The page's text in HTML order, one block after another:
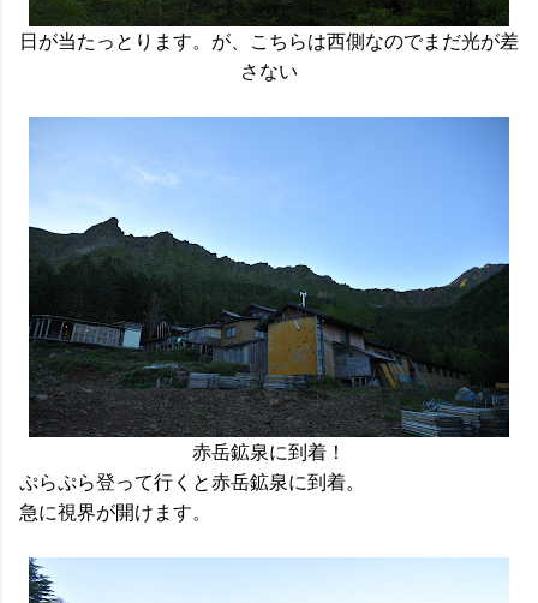
日が当たっとります。が、こちらは西側なのでまだ光が差
さない
赤岳鉱泉に到着！
ぷらぷら登って行くと赤岳鉱泉に到着。
急に視界が開けます。